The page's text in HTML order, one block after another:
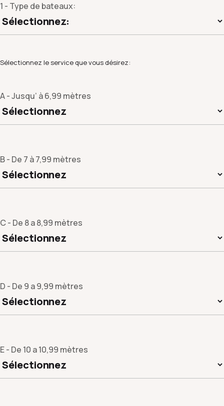
1 - Type de bateaux:
Sélectionnez le service que vous désirez:
A - Jusqu’ à 6,99 mètres
B - De 7 à 7,99 mètres
C - De 8 a 8,99 mètres
D - De 9 a 9,99 mètres
E - De 10 a 10,99 mètres